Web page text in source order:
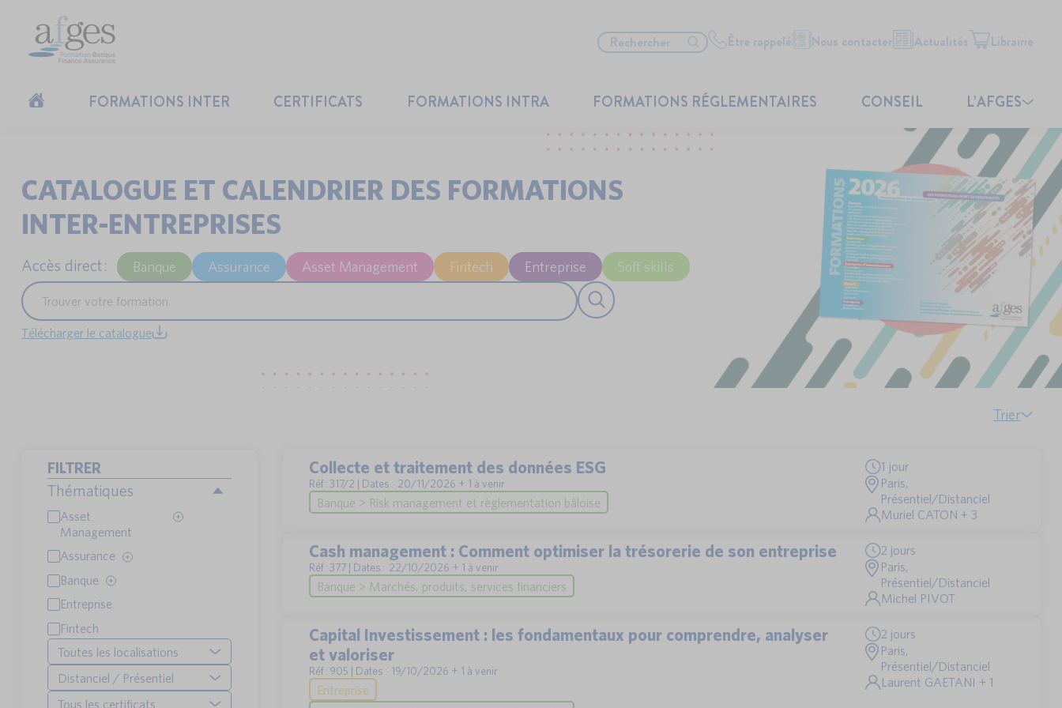
Être rappelé Nous contacter Actualités Librairie
FORMATIONS INTER CERTIFICATS FORMATIONS INTRA FORMATIONS RÉGLEMENTAIRES CONSEIL L’AFGES
CATALOGUE ET CALENDRIER DES FORMATIONS
INTER-ENTREPRISES
Accès direct : Banque Assurance Asset Management Fintech Entreprise Soft skills
Télécharger le catalogue
Trier
FILTRER
Thématiques
Asset
Management
Assurance
Banque
Entreprise
Fintech
Toutes les localisations
Distanciel / Présentiel
Tous les certificats
Collecte et traitement des données ESG
Réf : 317/2 | Dates : 20/11/2026 + 1 à venir
Banque > Risk management et règlementation bâloise
1 jour
Paris,
Présentiel/Distanciel
Muriel CATON + 3
Cash management : Comment optimiser la trésorerie de son entreprise
Réf : 377 | Dates : 22/10/2026 + 1 à venir
Banque > Marchés, produits, services financiers
2 jours
Paris,
Présentiel/Distanciel
Michel PIVOT
Capital Investissement : les fondamentaux pour comprendre, analyser
et valoriser
Réf : 905 | Dates : 19/10/2026 + 1 à venir
Entreprise
2 jours
Paris,
Présentiel/Distanciel
Laurent GAETANI + 1